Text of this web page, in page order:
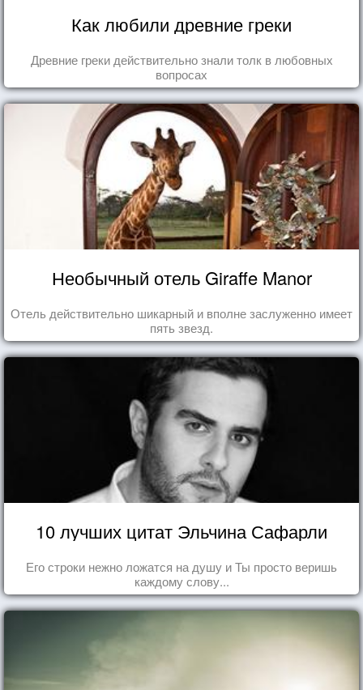
Как любили древние греки
Древние греки действительно знали толк в любовных
вопросах
Необычный отель Giraffe Manor
Отель действительно шикарный и вполне заслуженно имеет
пять звезд.
10 лучших цитат Эльчина Сафарли
Его строки нежно ложатся на душу и Ты просто веришь
каждому слову...